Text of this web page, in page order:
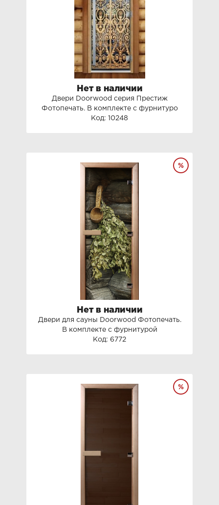
Нет в наличии
Двери Doorwood серия Престиж
Фотопечать. В комплекте с фурнитуро
Код: 10248
Нет в наличии
Двери для сауны Doorwood Фотопечать.
В комплекте с фурнитурой
Код: 6772